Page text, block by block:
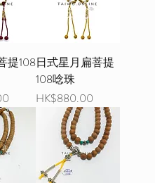
提108日式星月扁菩提
108唸珠
價格
HK$880.00